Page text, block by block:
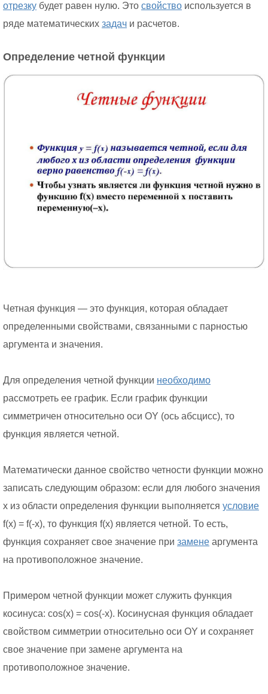
отрезку будет равен нулю. Это свойство используется в
ряде математических задач и расчетов.
Определение четной функции
Четная функция — это функция, которая обладает
определенными свойствами, связанными с парностью
аргумента и значения.
Для определения четной функции необходимо
рассмотреть ее график. Если график функции
симметричен относительно оси OY (ось абсцисс), то
функция является четной.
Математически данное свойство четности функции можно
записать следующим образом: если для любого значения
x из области определения функции выполняется условие
f(x) = f(-x), то функция f(x) является четной. То есть,
функция сохраняет свое значение при замене аргумента
на противоположное значение.
Примером четной функции может служить функция
косинуса: cos(x) = cos(-x). Косинусная функция обладает
свойством симметрии относительно оси OY и сохраняет
свое значение при замене аргумента на
противоположное значение.